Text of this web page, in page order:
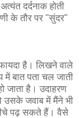
दर्दनाक होती
के तौर पर "सुंदर"
है। लिखने वाले
बात पता चल जाती
जाता है। उदाहरण
उसके जवाब में मैंने भी
पढ़ सकते हैं। वैसे